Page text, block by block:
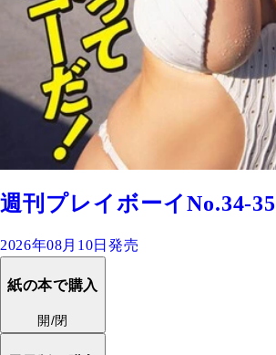
週刊プレイボーイNo.34-35
2026年08月10日発売
紙の本で購入
開/閉